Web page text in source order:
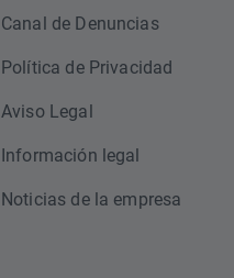
Canal de Denuncias
Política de Privacidad
Aviso Legal
Información legal
Noticias de la empresa